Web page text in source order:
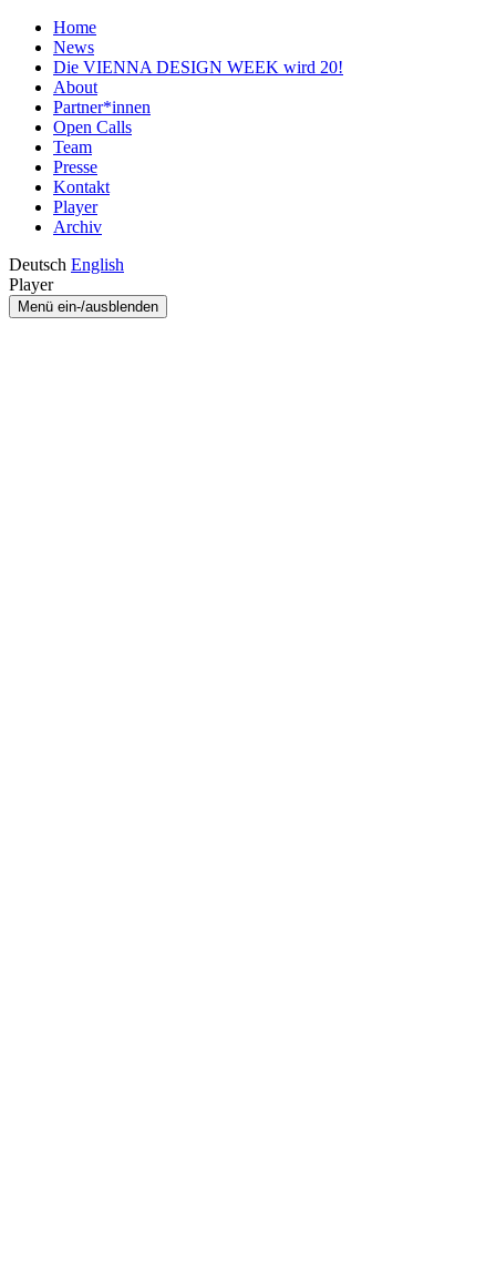
Home
News
Die VIENNA DESIGN WEEK wird 20!
About
Partner*innen
Open Calls
Team
Presse
Kontakt
Player
Archiv
Deutsch English
Player
Menü ein-/ausblenden